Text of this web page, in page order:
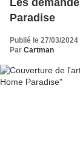
Paradise
Publié le 27/03/
Par Cartman